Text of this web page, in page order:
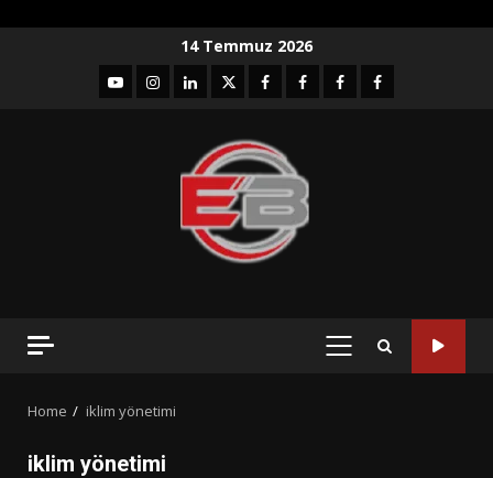
14 Temmuz 2026
YouTubeInstagram
LinkedIntwitterfacebook-Facebook-
Facebook-Facebook-
PRIMARY
Home iklim yönetimi
iklim yönetimi